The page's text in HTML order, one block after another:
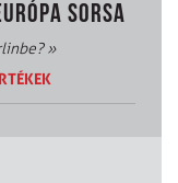
SORSA
»